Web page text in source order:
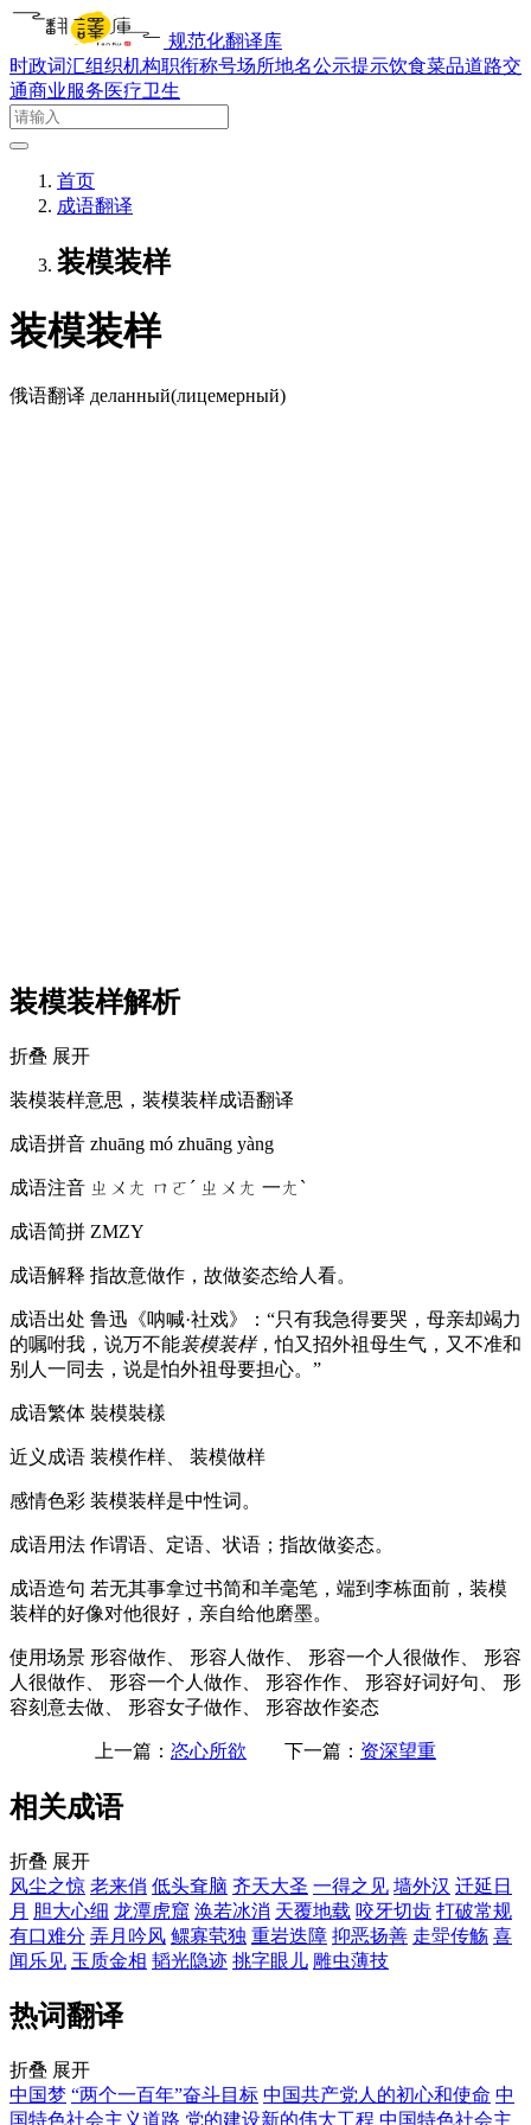
规范化翻译库
时政词汇组织机构职衔称号场所地名公示提示饮食菜品道路交
通商业服务医疗卫生
首页
成语翻译
装模装样
装模装样
俄语翻译 деланный(лицемерный)
装模装样解析
折叠 展开
装模装样意思，装模装样成语翻译
成语拼音 zhuāng mó zhuāng yàng
成语注音 ㄓㄨㄤ ㄇㄛˊ ㄓㄨㄤ 一ㄤˋ
成语简拼 ZMZY
成语解释 指故意做作，故做姿态给人看。
成语出处 鲁迅《呐喊·社戏》：“只有我急得要哭，母亲却竭力
的嘱咐我，说万不能装模装样，怕又招外祖母生气，又不准和
别人一同去，说是怕外祖母要担心。”
成语繁体 裝模裝樣
近义成语 装模作样、 装模做样
感情色彩 装模装样是中性词。
成语用法 作谓语、定语、状语；指故做姿态。
成语造句 若无其事拿过书简和羊毫笔，端到李栋面前，装模
装样的好像对他很好，亲自给他磨墨。
使用场景 形容做作、 形容人做作、 形容一个人很做作、 形容
人很做作、 形容一个人做作、 形容作作、 形容好词好句、 形
容刻意去做、 形容女子做作、 形容故作姿态
上一篇： 恣心所欲 下一篇： 资深望重
相关成语
折叠 展开
风尘之惊 老来俏 低头耷脑 齐天大圣 一得之见 墙外汉 迁延日
月 胆大心细 龙潭虎窟 涣若冰消 天覆地载 咬牙切齿 打破常规
有口难分 弄月吟风 鳏寡茕独 重岩迭障 抑恶扬善 走斝传觞 喜
闻乐见 玉质金相 韬光隐迹 挑字眼儿 雕虫薄技
热词翻译
折叠 展开
中国梦 “两个一百年”奋斗目标 中国共产党人的初心和使命 中
国特色社会主义道路 党的建设新的伟大工程 中国特色社会主